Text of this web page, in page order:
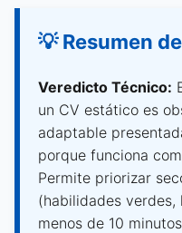
💡 Resumen
Veredicto Técnico:
un CV estático es
adaptable
porque funciona
Permite priorizar
(habilidades
menos de 10